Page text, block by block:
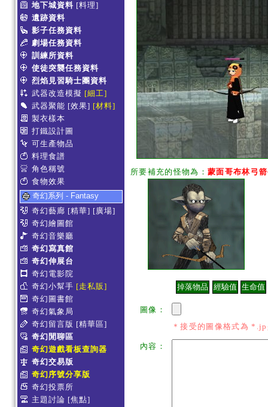
地下城資料 [料理]
遺跡資料
影子任務資料
劇場任務資料
訓練所資料
使徒突襲任務資料
烈焰見習騎士團資料
武器改造模擬 [細工]
武器聚能 [效果] [材料]
製衣樣本
打鐵設計圖
可生產物品
料理食譜
角色稱號
食物效果
奇幻系列 - Fantasy
奇幻藝廊 [精華] [廣場]
奇幻繪圖館
奇幻音樂廳
奇幻寫真館
奇幻伸展台
奇幻電影院
奇幻小幫手 [走私販]
奇幻圖書館
奇幻氣象局
奇幻留言版 [精華區]
奇幻閒聊區
奇幻遊戲看板查詢器
奇幻交易版
奇幻序號分享版
奇幻投票所
主題討論 [焦點]
所要補充的怪物為： 蒙面哥布林弓
圖像：
＊接受的圖像格式為
內容：